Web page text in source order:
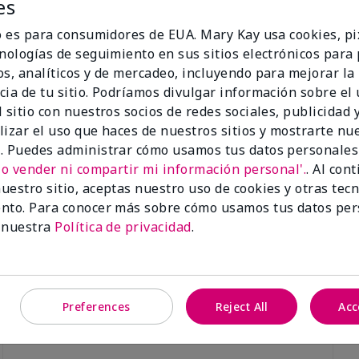
3D Foundation
rosados fríos)
Skinvigorate™ Duo Facial
especial†
es para consumidores de EUA. Mary Kay usa cookies,
de seguimiento en sus sitios electrónicos para
analíticos y de mercadeo, incluyendo para mejorar la
de tu sitio. Podríamos divulgar información sobre el
sitio con nuestros socios de redes sociales, publicidad
el uso que haces de nuestros sitios y mostrarte
Puedes administrar cómo usamos tus datos
vender ni compartir mi información personal'.. Al
sitio, aceptas nuestro uso de cookies y otras
Para conocer más sobre cómo usamos tus datos
Política de privacidad.
Preferences Reject All